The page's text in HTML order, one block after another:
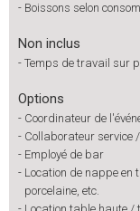
- Boissons selon
Non inclus
- Temps de travail sur
Options
- Coordinateur de
- Collaborateur service
- Employé de bar
- Location de nappe en
porcelaine, etc.